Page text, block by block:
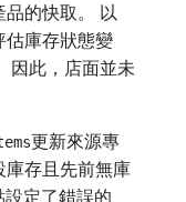
品的快取。 以
估庫存狀態變
因此，店面並未
更新來源專
庫存且先前無庫
設定了錯誤的